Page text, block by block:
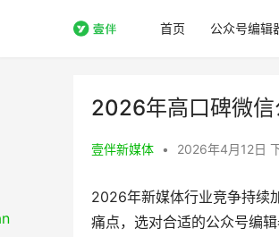
首页 公众号编辑
2026年高口碑微
壹伴新媒体 • 2026年4月12日
2026年新媒体行业竞争持续
痛点，选对合适的公众号编